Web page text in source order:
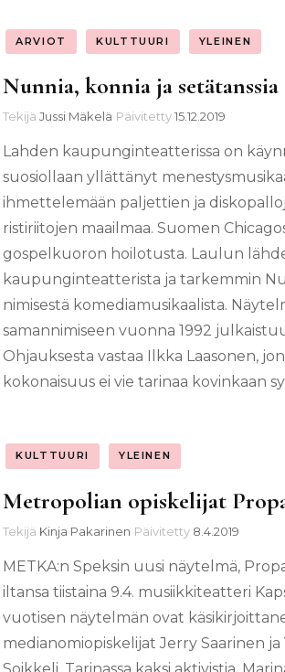
ARVIOT KULTTUURI YLEINEN
Nunnia, konnia ja setätanssia
Tekijä Jussi Mäkelä Päivitetty15.12.2019
Lahden kaupunginteatterissa on
suosiollaan yllättänyt
ihmettelemään paljettien ja
ristiriitojen maailmaa. Suomen
gospelkuoron hoilotusta. Laulun
kaupunginteatterista ja tarkemmin
nimisestä komediamusikaalista.
samannimiseen vuonna 1992
Ohjauksesta vastaa Ilkka Laasonen,
kokonaisuus ei vie tarinaa kovinkaan
KULTTUURI YLEINEN
Metropolian opiskelijat
Tekijä Kinja Pakarinen Päivitetty 8.4.2019
METKA:n Speksin uusi näytelmä,
iltansa tiistaina 9.4. musiikkiteatteri
vuotisen näytelmän ovat
medianomiopiskelijat Jerry Saarinen ja
Soikkeli. Tarinassa kaksi aktivistia,